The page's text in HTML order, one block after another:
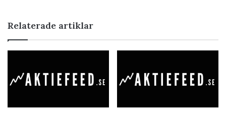
Relaterade artiklar